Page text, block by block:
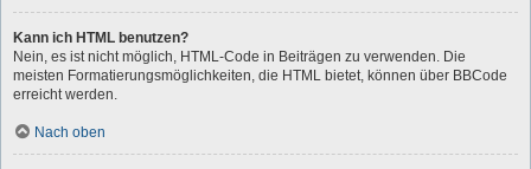
Kann ich HTML benutzen?
Nein, es ist nicht möglich, HTML-Code in Beiträgen zu verwenden. Die
meisten Formatierungsmöglichkeiten, die HTML bietet, können über BBCode
erreicht werden.
Nach oben